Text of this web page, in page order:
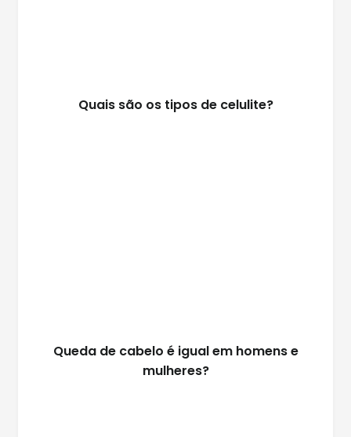
Quais são os tipos de celulite?
Queda de cabelo é igual em homens e
mulheres?